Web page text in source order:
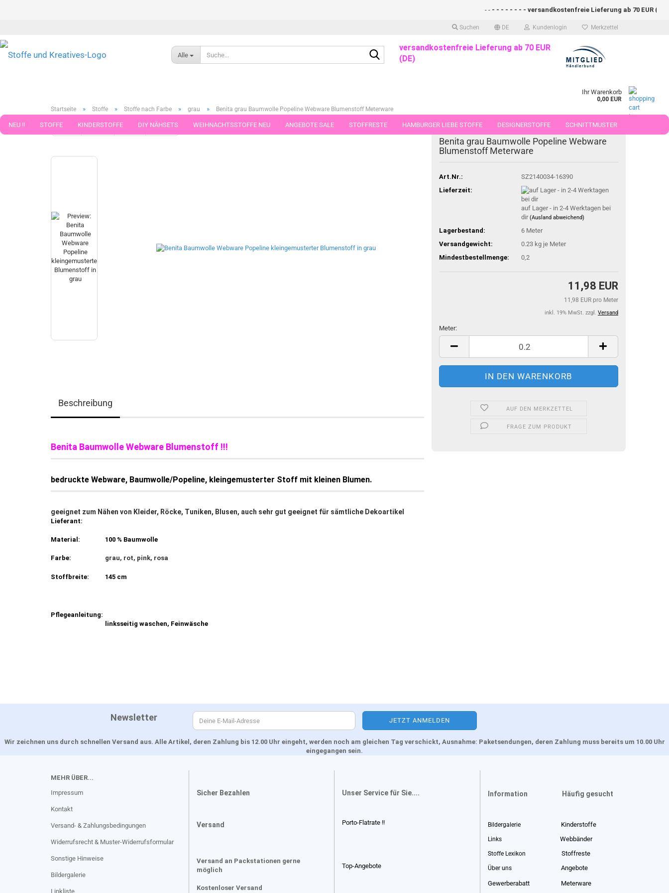
Suchen DE Kundenlogin Merkzettel
- - - - - - - - versandkostenfreie Lieferung ab 70 EUR
Alle
Suche...versandkostenfreie Lieferung ab 70 EUR
(DE)
Ihr Warenkorb
0,00 EUR
NEU !! STOFFE KINDERSTOFFE DIY NÄHSETS WEIHNACHTSSTOFFE NEU ANGEBOTE SALE STOFFRESTE HAMBURGER LIEBE STOFFE DESIGNERSTOFFE SCHNITTMUSTER
STOFFE IN STÜCKEN VON 25 UND 50 CM
Startseite » Stoffe » Stoffe nach Farbe » grau » Benita grau Baumwolle Popeline Webware Blumenstoff Meterware
« Erster « zurück weiter » Letzter » Artikel in dieser Kategorie
Benita grau Baumwolle Popeline Webware
Blumenstoff Meterware
Art.Nr.:
SZ2140034-16390
Lieferzeit:
auf Lager - in 2-4 Werktagen bei
dir(Ausland abweichend)
Lagerbestand: 6 Meter
Versandgewicht:
0.23 kg je Meter
Mindestbestellmenge:
0,2
11,98 EUR
11,98 EUR pro Meter
inkl. 19% MwSt. zzgl. Versand
Meter:
Meter
AUF DEN MERKZETTEL
FRAGE ZUM PRODUKT
Beschreibung
Benita Baumwolle Webware Blumenstoff !!!
bedruckte Webware, Baumwolle/Popeline, kleingemusterter Stoff mit kleinen Blumen.
geeignet zum Nähen von Kleider, Röcke, Tuniken, Blusen, auch sehr gut geeignet für sämtliche Dekoartikel
Lieferant:
Material: 100 % Baumwolle
Farbe: grau, rot, pink, rosa
Stoffbreite: 145 cm
Pflegeanleitung:
linksseitig waschen, Feinwäsche
Newsletter
Wir zeichnen uns durch schnellen Versand aus. Alle Artikel, deren Zahlung bis 12.00 Uhr eingeht, werden noch am gleichen Tag verschickt, Ausnahme: Paketsendungen, deren Zahlung muss bereits um 10.00 Uhr
eingegangen sein.
MEHR ÜBER...
Impressum
Kontakt
Versand- & Zahlungsbedingungen
Widerrufsrecht & Muster-Widerrufsformular
Sonstige Hinweise
Bildergalerie
Linkliste
Sicher Bezahlen
Versand
Versand an Packstationen gerne
möglich
Kostenloser Versand
Unser Service für Sie....
Porto-Flatrate !!
Top-Angebote
Information Häufig gesucht
Bildergalerie Kinderstoffe
Links Webbänder
Stoffe Lexikon Stoffreste
Über uns Angebote
Gewerberabatt Meterware